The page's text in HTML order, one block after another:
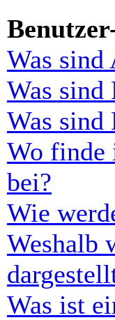
Was sind
Was sind
Was sind
Wo finde
bei?
Wie
Weshalb
Was ist